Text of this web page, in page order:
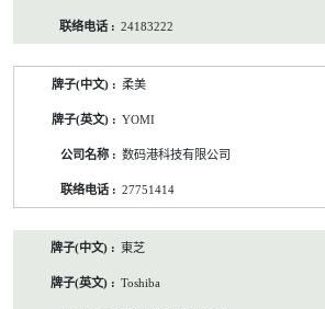
24183222
柔美
YOMI
数码港科技有限公司
27751414
東芝
Toshiba